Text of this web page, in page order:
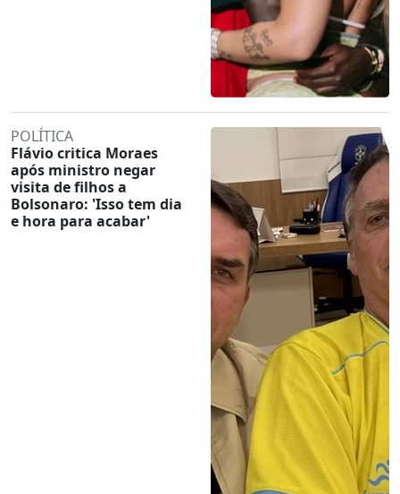
POLÍTICA
Flávio critica Moraes
após ministro negar
visita de filhos a
Bolsonaro: 'Isso tem dia
e hora para acabar'